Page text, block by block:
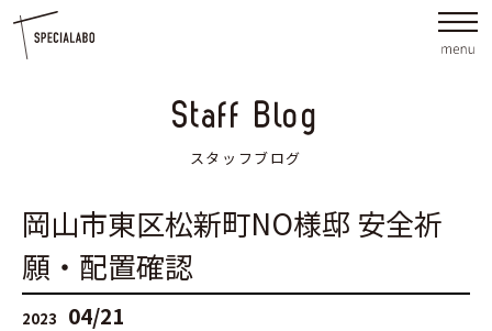
Staff Blog
スタッフブログ
岡山市東区松新町NO様邸 安全祈
願・配置確認
2023 04/21